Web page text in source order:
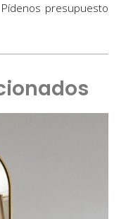
presupuesto